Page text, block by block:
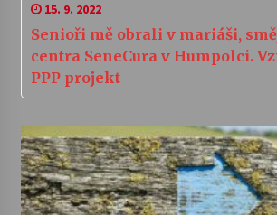
15. 9. 2022
Senioři mě obrali v mariáši,
centra SeneCura v Humpolci.
PPP projekt